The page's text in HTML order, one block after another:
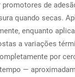
de
quando secas.
enquanto
a variações
por
—